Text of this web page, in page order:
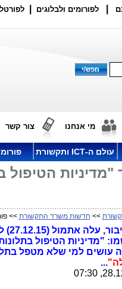
לפורומים ולבלוגים
מי אנחנו צור קשר
עולם ה-ICT ותקשורת
הטיפול
>> חדשות משרד התקשורת >>
"מדיניות הטיפול
עושים למי שלא מטפל
...